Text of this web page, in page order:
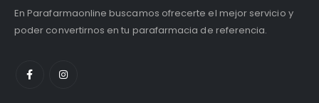
En Parafarmaonline buscamos ofrecerte el mejor servicio y
poder convertirnos en tu parafarmacia de referencia.